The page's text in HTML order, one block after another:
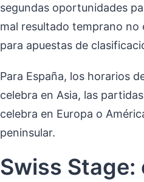
segundas oportunidades
mal resultado temprano
para apuestas de
Para España, los horarios
celebra en Asia, las
celebra en Europa o
peninsular.
Swiss